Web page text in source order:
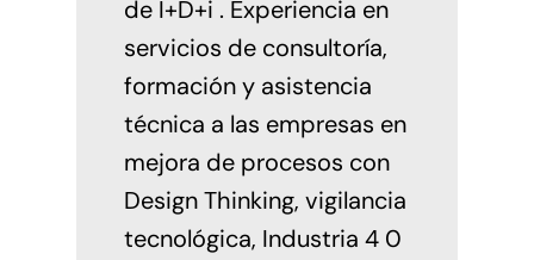
de I+D+i . Experiencia en
servicios de consultoría,
formación y asistencia
técnica a las empresas en
mejora de procesos con
Design Thinking, vigilancia
tecnológica, Industria 4 0